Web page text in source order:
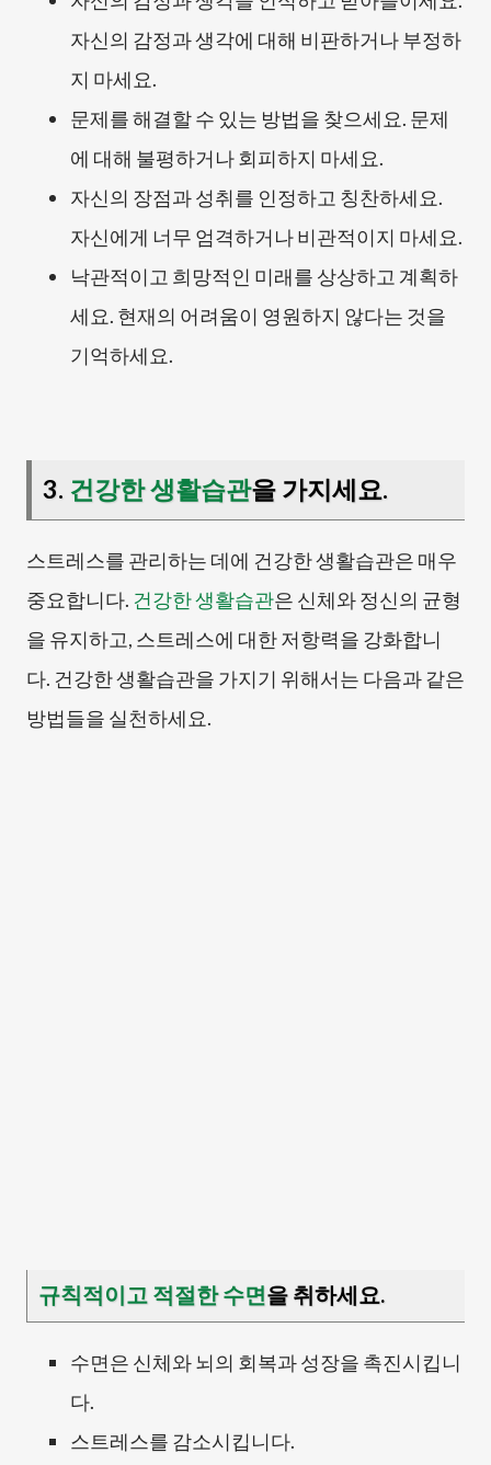
자신의 감정과 생각에 대해 비판하거나 부정하
지 마세요.
문제를 해결할 수 있는 방법을 찾으세요. 문제
에 대해 불평하거나 회피하지 마세요.
자신의 장점과 성취를 인정하고 칭찬하세요.
자신에게 너무 엄격하거나 비관적이지 마세요.
낙관적이고 희망적인 미래를 상상하고 계획하
세요. 현재의 어려움이 영원하지 않다는 것을
기억하세요.
3. 건강한 생활습관을 가지세요.
스트레스를 관리하는 데에 건강한 생활습관은 매우
중요합니다. 건강한 생활습관은 신체와 정신의 균형
을 유지하고, 스트레스에 대한 저항력을 강화합니
다. 건강한 생활습관을 가지기 위해서는 다음과 같은
방법들을 실천하세요.
규칙적이고 적절한 수면을 취하세요.
수면은 신체와 뇌의 회복과 성장을 촉진시킵니
다.
스트레스를 감소시킵니다.